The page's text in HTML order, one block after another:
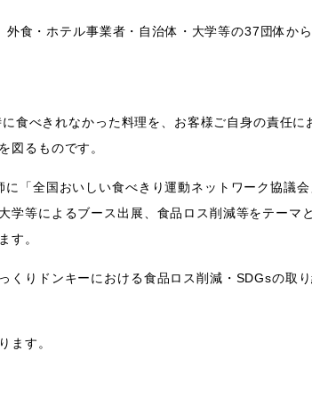
食・ホテル事業者・自治体・大学等の37団体か
食べきれなかった料理を、お客様ご自身の責任
図るものです。
「全国おいしい食べきり運動ネットワーク協議会
学等によるブース出展、食品ロス削減等をテー
す。
くりドンキーにおける食品ロス削減・SDGsの取
ます。